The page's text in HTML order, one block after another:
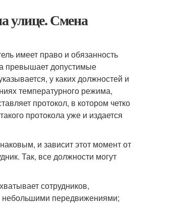
улице. Смена
имеет право и обязанность
превышает допустимые
у каких должностей и
температурного режима,
протокол, в котором четко
протокола уже и издается
и зависит этот момент от
Так, все должности могут
сотрудников,
передвижениями;